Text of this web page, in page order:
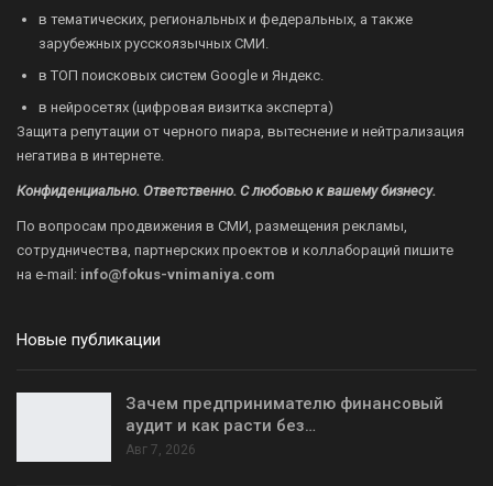
в тематических, региональных и федеральных, а также
зарубежных русскоязычных СМИ.
в ТОП поисковых систем Google и Яндекс.
в нейросетях (цифровая визитка эксперта)
Защита репутации от черного пиара, вытеснение и нейтрализация
негатива в интернете.
Конфиденциально. Ответственно. С любовью к вашему бизнесу.
По вопросам продвижения в СМИ, размещения рекламы,
сотрудничества, партнерских проектов и коллабораций пишите
на e-mail: info@fokus-vnimaniya.com
Новые публикации
Зачем предпринимателю финансовый
аудит и как расти без…
Авг 7, 2026